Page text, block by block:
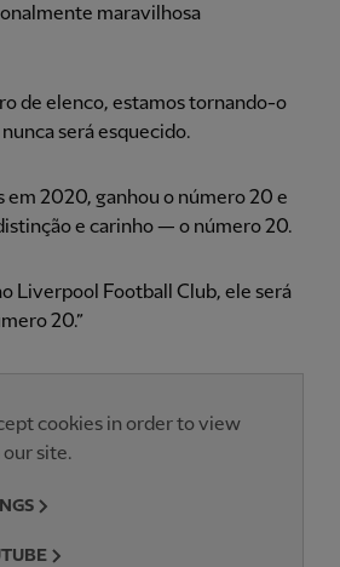
maravilhosa
de elenco, estamos tornando-o
será esquecido.
em 2020, ganhou o número 20 e
e carinho — o número 20.
Liverpool Football Club, ele será
20.”
cookies in order to view
site.